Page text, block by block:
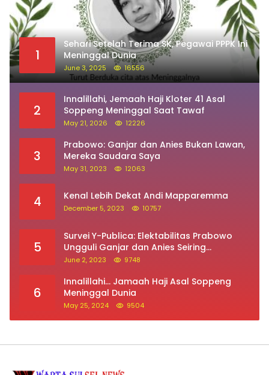
1
Sehari Setelah Terima SK, Pegawai PPPK Ini
Meninggal Dunia
June 3, 2025 16556
2
Innalillahi, Jemaah Haji Kloter 41 Asal
Soppeng Meninggal Saat Tawaf
May 21, 2026 12226
3
Prabowo: Ganjar dan Anies Bukan Lawan,
Mereka Saudara Saya
May 31, 2023 12063
4 Kenal Lebih Dekat Andi Mapparemma
December 5, 2023 10757
5
Survei Y-Publica: Elektabilitas Prabowo
Ungguli Ganjar dan Anies Seiring
Kepuasan Terhadap Jokowi Naik
June 2, 2023 9748
6
Innalillahi… Jamaah Haji Asal Soppeng
Meninggal Dunia
May 25, 2024 9504